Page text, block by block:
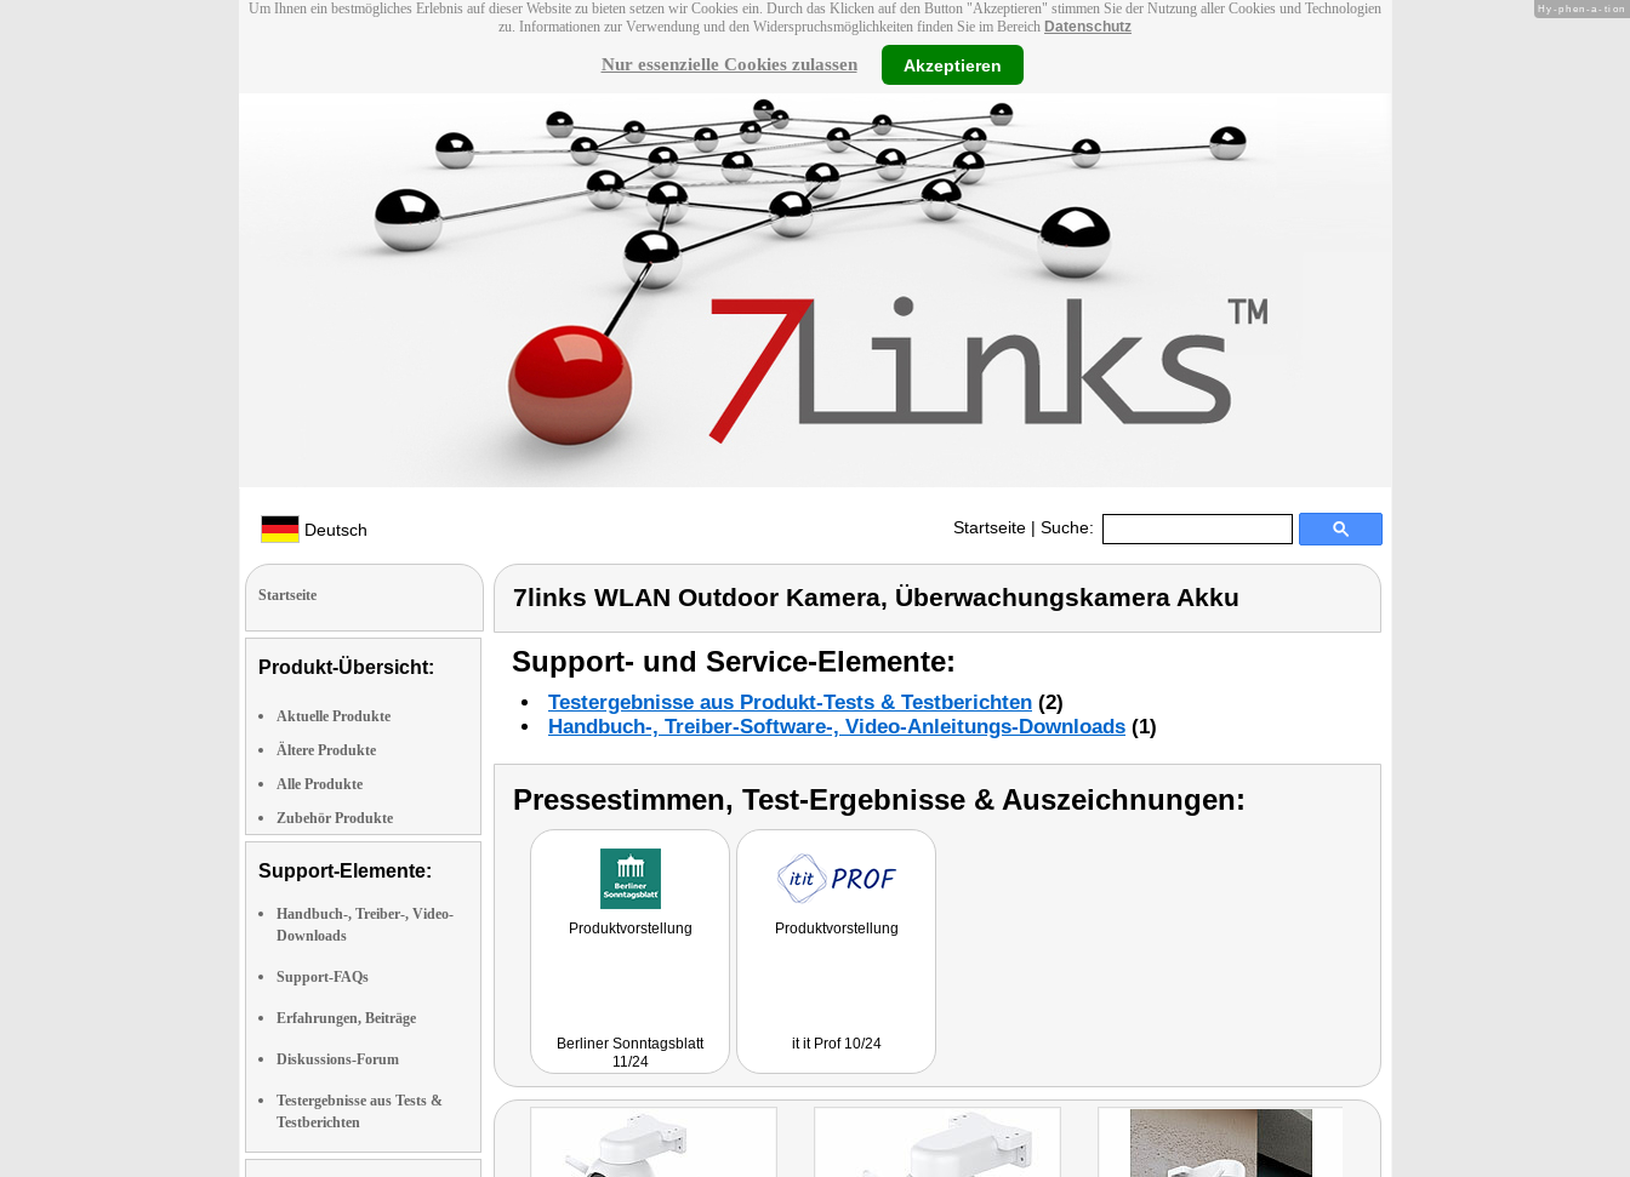
Um Ihnen ein bestmögliches Erlebnis auf dieser Website zu bieten setzen wir Cookies ein. Durch das Klicken auf den Button "Akzeptieren" stimmen Sie der Nutzung aller Cookies und Technologien
zu. Informationen zur Verwendung und den Widerspruchsmöglichkeiten finden Sie im Bereich Datenschutz
Nur essenzielle Cookies zulassen Akzeptieren
Deutsch Startseite | Suche:
Startseite
Produkt-Übersicht:
Aktuelle Produkte
Ältere Produkte
Alle Produkte
Zubehör Produkte
Support-Elemente:
Handbuch-, Treiber-, Video-
Downloads
Support-FAQs
Erfahrungen, Beiträge
Diskussions-Forum
Testergebnisse aus Tests &
Testberichten
7links WLAN Outdoor Kamera, Überwachungskamera Akku
Support- und Service-Elemente:
Testergebnisse aus Produkt-Tests & Testberichten (2)
Handbuch-, Treiber-Software-, Video-Anleitungs-Downloads (1)
Pressestimmen, Test-Ergebnisse & Auszeichnungen:
Produktvorstellung
Berliner Sonntagsblatt
11/24
Produktvorstellung
it it Prof 10/24
Hy-phen-a-tion